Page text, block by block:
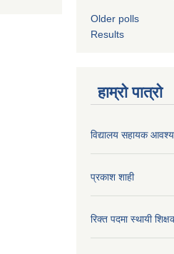
Older polls
Results
हाम्रो पात्रो
विद्यालय सहायक
प्रकाश शाही
रिक्त पदमा स्थायी